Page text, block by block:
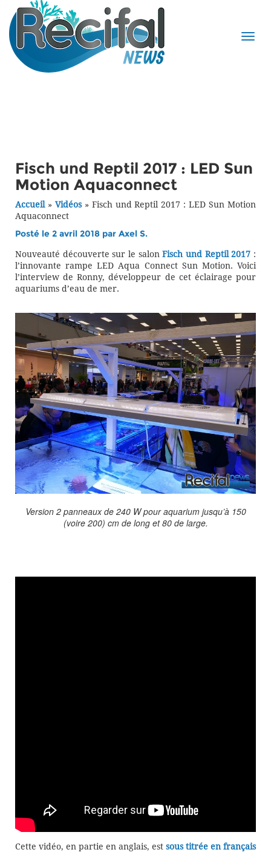
Fisch und Reptil 2017 : LED Sun
Motion Aquaconnect
Accueil» Vidéos» Fisch und Reptil 2017 : LED Sun Motion
Aquaconnect
Posté le 2 avril 2018 par Axel S.
Nouveauté découverte sur le salonFisch und Reptil 2017 :
l’innovante rampe LED Aqua Connect Sun Motion. Voici
l’interview de Ronny, développeur de cet éclairage pour
aquariums d’eau de mer.
Version 2 panneaux de 240 W pour aquarium jusqu’à 150
(voire 200) cm de long et 80 de large.
Cette vidéo, en partie en anglais, est sous titrée en français